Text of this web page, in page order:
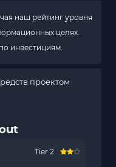
наш рейтинг уровня
целях.
инвестициям.
проектом
Tier 2